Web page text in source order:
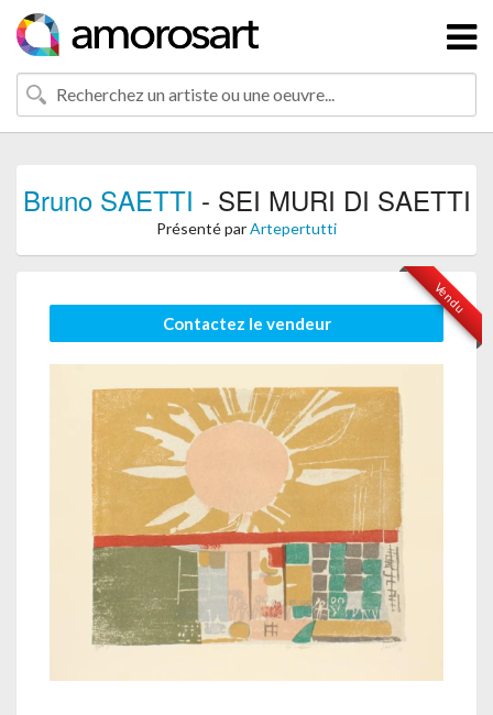
Bruno SAETTI - SEI MURI DI SAETTI
Présenté parArtepertutti
Vendu
Contactez le vendeur